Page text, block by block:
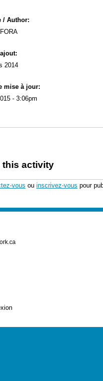
/ Author:
2014
mise à jour:
- 3:06pm
this activity
vous ou inscrivez-vous pour